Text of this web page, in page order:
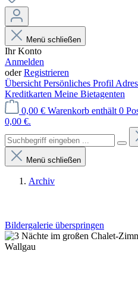
Menü schließen
Ihr Konto
Anmelden
oderRegistrieren
Übersicht Persönliches Profil
Kreditkarten Meine Bietagenten
0,00 € Warenkorb enthält 0
0,00 €.
Menü schließen
Archiv
Bildergalerie überspringen